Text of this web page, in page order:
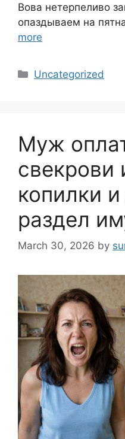
Вова нетерпеливо
опаздываем на
more
Categories
Uncategorized
Муж
свекрови
копилки
раздел
March 30, 2026 by